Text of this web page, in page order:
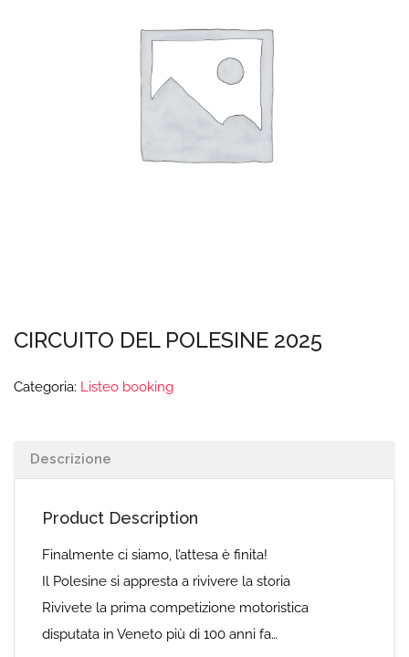
CIRCUITO DEL POLESINE 2025
Categoria: Listeo booking
Descrizione
Product Description
Finalmente ci siamo, l’attesa è finita!
Il Polesine si appresta a rivivere la storia
Rivivete la prima competizione motoristica
disputata in Veneto più di 100 anni fa…